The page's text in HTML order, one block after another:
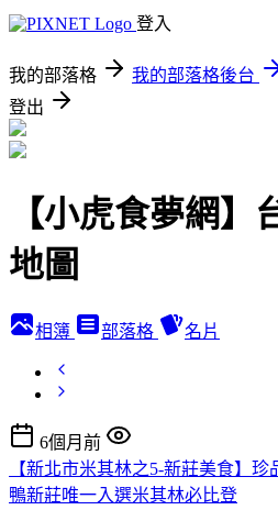
登入
我的部落格 我的部落格後台
登出
【小虎食夢網】
地圖
相簿 部落格 名片
6個月前
【新北市米其林之5-新莊美食】
鴨新莊唯一入選米其林必比登